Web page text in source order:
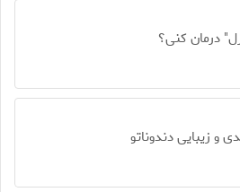
درمان کنی؟
و زیبایی دندوناتو